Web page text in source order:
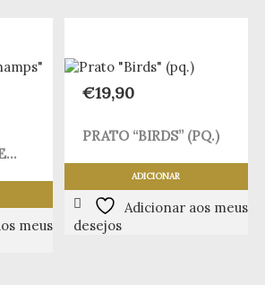
meus
€19,90
PRATO “BIRDS” (PQ.)
ADICIONAR
Adicionar aos meus
desejos